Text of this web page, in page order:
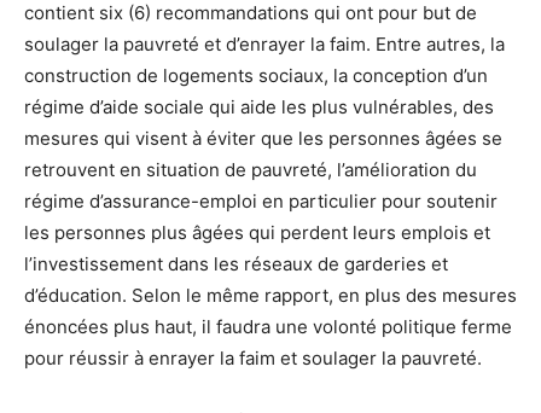
contient six (6) recommandations qui ont pour but de
soulager la pauvreté et d’enrayer la faim. Entre autres, la
construction de logements sociaux, la conception d’un
régime d’aide sociale qui aide les plus vulnérables, des
mesures qui visent à éviter que les personnes âgées se
retrouvent en situation de pauvreté, l’amélioration du
régime d’assurance-emploi en particulier pour soutenir
les personnes plus âgées qui perdent leurs emplois et
l’investissement dans les réseaux de garderies et
d’éducation. Selon le même rapport, en plus des mesures
énoncées plus haut, il faudra une volonté politique ferme
pour réussir à enrayer la faim et soulager la pauvreté.